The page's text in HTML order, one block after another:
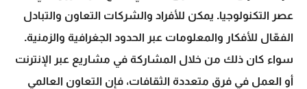
عصر التكنولوجيا. يمكن للأفراد والشركات التعاون والتبادل
الفعّال للأفكار والمعلومات عبر الحدود الجغرافية والزمنية.
سواء كان ذلك من خلال المشاركة في مشاريع عبر الإنترنت
أو العمل في فرق متعددة الثقافات، فإن التعاون العالمي